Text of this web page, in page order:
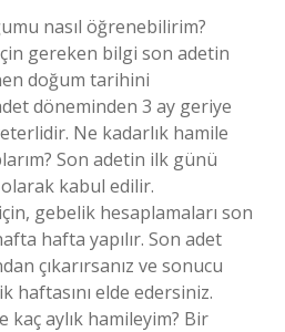
nasıl öğrenebilirim?
gereken bilgi son adetin
doğum tarihini
döneminden 3 ay geriye
Ne kadarlık hamile
Son adetin ilk günü
olarak kabul edilir.
gebelik hesaplamaları son
hafta yapılır. Son adet
çıkarırsanız ve sonucu
haftasını elde edersiniz.
kaç aylık hamileyim? Bir